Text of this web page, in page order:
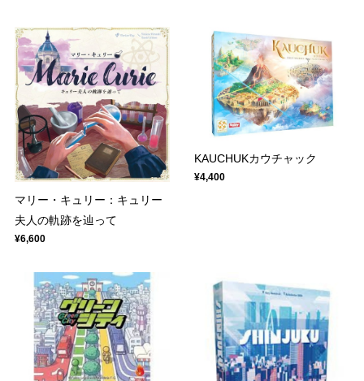
マリー・キュリー：キュリー
夫人の軌跡を辿って
¥6,600
KAUCHUKカウチャック
¥4,400